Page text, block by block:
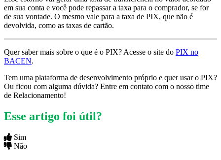
em sua conta e você pode repassar a taxa para o comprador, se for
de sua vontade. O mesmo vale para a taxa de PIX, que não é
devolvida, como as taxas de cartão.
Quer saber mais sobre o que é o PIX? Acesse o site do PIX no
BACEN.
Tem uma plataforma de desenvolvimento próprio e quer usar o PIX?
Ou ficou com alguma dúvida? Entre em contato com o nosso time
de Relacionamento!
Esse artigo foi útil?
Sim
Não